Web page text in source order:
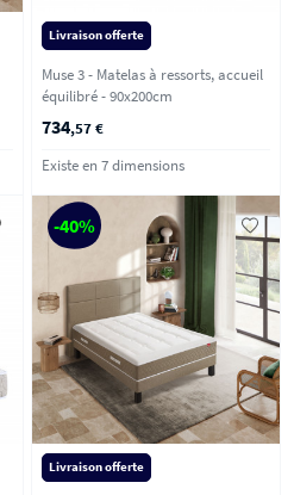
Livraison offerte
Muse 3 - Matelas à ressorts, accueil
équilibré - 90x200cm
734,57 €
Existe en 7 dimensions
-40%
Livraison offerte